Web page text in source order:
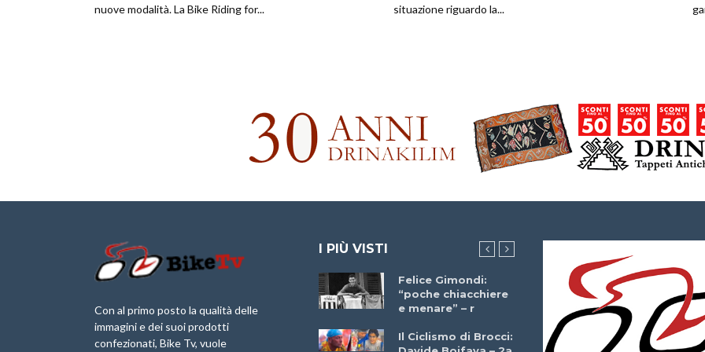
nuove modalità. La Bike Riding for...
situazione riguardo la...
Con al primo posto la qualità delle
immagini e dei suoi prodotti
confezionati, Bike Tv, vuole
I PIÙ VISTI
Briko Torino – 11
Maggio 2025 – r
Marathon 2025”
Felice Gimondi:
“poche chiacchiere
e menare” – r
Il Ciclismo di Brocci:
Brocci Incontra
Giuseppe Martinelli
– r